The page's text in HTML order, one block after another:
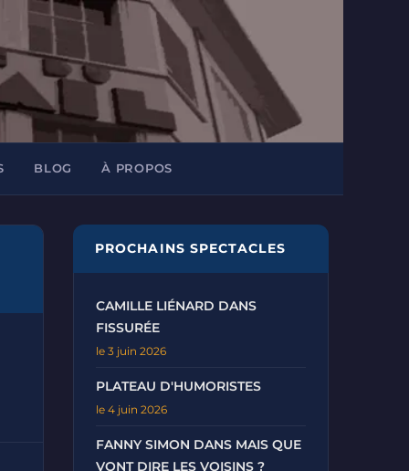
BLOG À PROPOS
PROCHAINS SPECTACLES
CAMILLE LIÉNARD DANS
FISSURÉE
le 3 juin 2026
PLATEAU D'HUMORISTES
le 4 juin 2026
FANNY SIMON DANS MAIS QUE
VONT DIRE LES VOISINS ?